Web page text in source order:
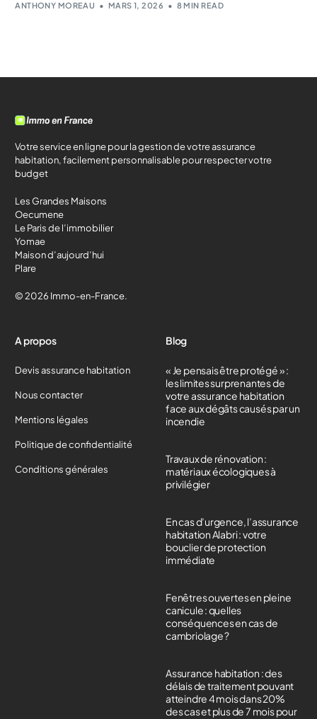
ANTHONY MOREAU MARS 1, 2026 8 MIN READ
Votre service en ligne pour la gestion de votre assurance
habitation, facilement personnalisable pour respecter votre
budget
Les Grandes Maisons
Oecumene
Le Paris de l’immobilier
Yomae
Maison d’aujourd’hui
Plare
© 2026 Immo-en-France.
A propos
Devis assurance habitation
Nous contacter
Mentions légales
Politique de confidentialité
Conditions générales
Blog
« Je pensais être protégé » :
les limites surprenantes de
votre assurance habitation
face aux dégâts causés par un
incendie
Travaux de rénovation :
matériaux écologiques à
privilégier
En cas d’urgence, l’assurance
habitation Alabri : votre
bouclier de protection
immédiate
Fenêtres ouvertes en pleine
canicule : quelles
conséquences en cas de
cambriolage ?
Assurance habitation : des
délais de traitement pouvant
atteindre 4 mois dans 20%
des cas et plus de 7 mois pour